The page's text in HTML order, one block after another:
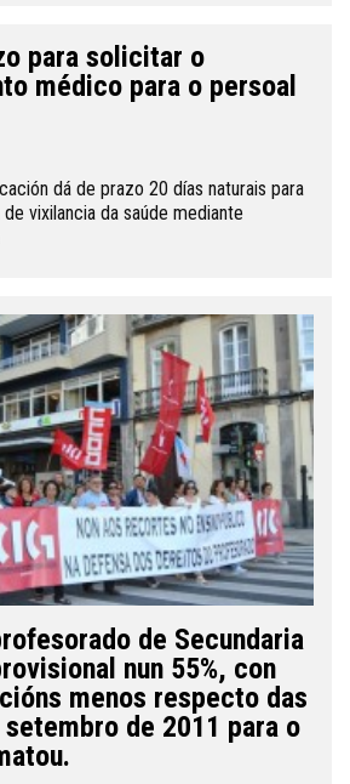
para solicitar o
médico para o persoal
dá de prazo 20 días naturais para
vixilancia da saúde mediante
de Secundaria
nun 55%, con
menos respecto das
de 2011 para o